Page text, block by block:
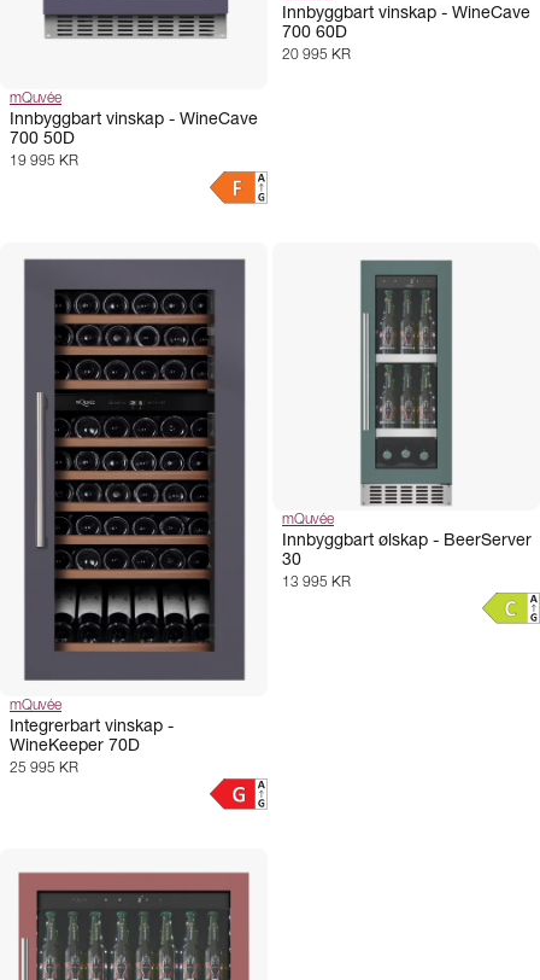
mQuvée
Innbyggbart vinskap - WineCave
700 50D
19 995 KR
Innbyggbart vinskap - WineCave
700 60D
20 995 KR
mQuvée
Integrerbart vinskap -
WineKeeper 70D
25 995 KR
mQuvée
Innbyggbart ølskap - BeerServer
30
13 995 KR